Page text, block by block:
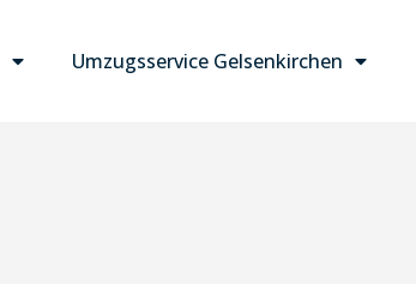
Umzugsservice Gelsenkirchen